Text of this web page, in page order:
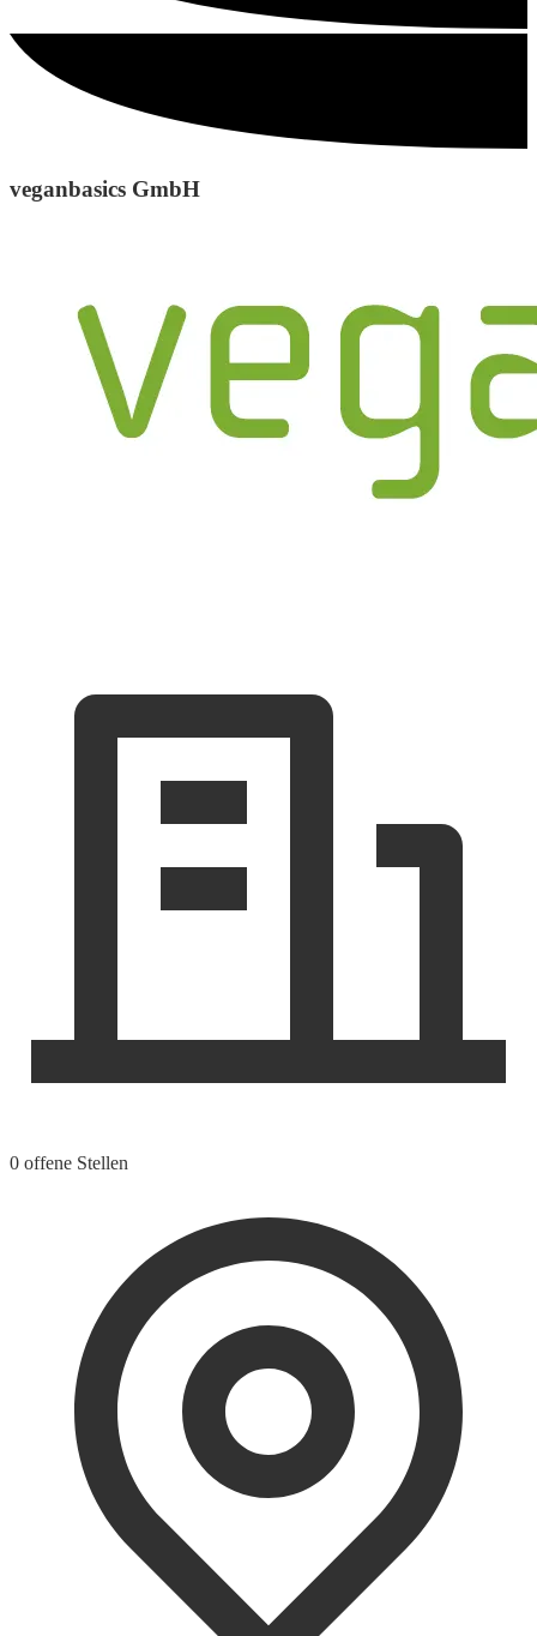
veganbasics GmbH
0 offene Stellen